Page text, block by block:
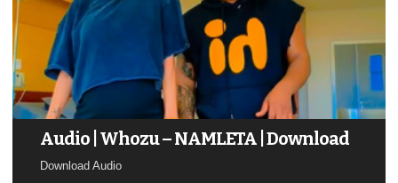
Audio | Whozu – NAMLETA | Download
Download Audio